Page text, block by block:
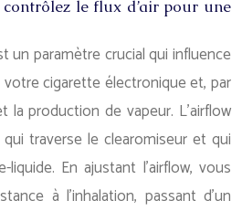
le flux d’air pour une
un paramètre crucial qui influence
cigarette électronique et, par
la production de vapeur. L’airflow
traverse le clearomiseur et qui
liquide. En ajustant l’airflow, vous
à l’inhalation, passant d’un